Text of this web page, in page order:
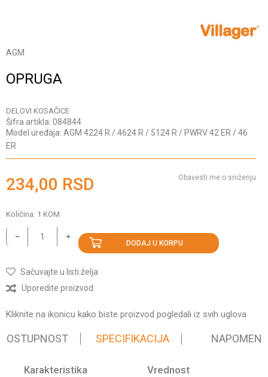
AGM
OPRUGA
DELOVI KOSAČICE
Šifra artikla: 084844
Model uređaja: AGM 4224 R / 4624 R / 5124 R / PWRV 42 ER / 46
ER
234,00 RSD Obavesti me o sniženju
Količina: 1 KOM
DODAJ U KORPU
Sačuvajte u listi želja
Uporedite proizvod
Kliknite na ikonicu kako biste proizvod pogledali iz svih uglova
SPECIFIKACIJA NAPOMENA
Karakteristika
Vrednost